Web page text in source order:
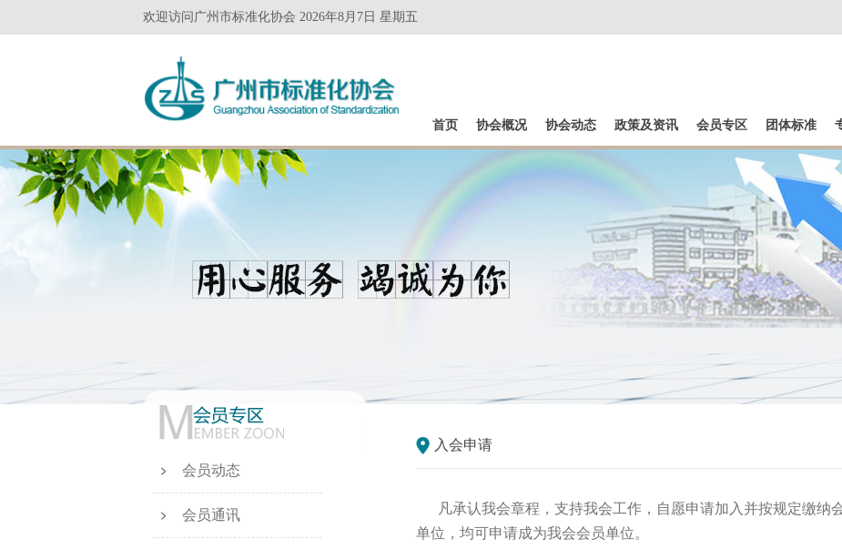
欢迎访问广州市标准化协会 2026年8月7日 星期五
首页 协会概况 协会动态 政策及资讯 会员专区 团体标准
会员动态
会员通讯
入会申请
凡承认我会章程，支持我会工作，自愿申请加入并按规定缴纳
单位，均可申请成为我会会员单位。